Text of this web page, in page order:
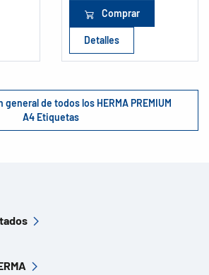
Comprar
Detalles
general de todos los HERMA PREMIUM
A4 Etiquetas